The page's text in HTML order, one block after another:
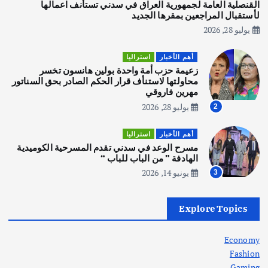
3
4
المقبل
يوليو 28, 2026
أهم الأخبار ثقافة وفنون
انطلاق ورشة التمثيل في مدينة كلباء الاماراتية
أغسطس 5, 2026
في جذور المشكلة وحلولها المستدامة
القنصلية العامة لجمهورية العراق في سدني تستأنف اعمالها
لأستقبال المراجعين بمقرها الجديد
يوليو 28, 2026
2
أهم الأخبار استراليا
زعيمة حزب أمة واحدة بولين هانسون تخسر
محاولتها لاستنأف قرار الحكم الصادر بحق السناتور
مهرين فاروقي
يوليو 28, 2026
3
أهم الأخبار استراليا
مسرح الوعد في سدني تقدم المسرحية الكوميدية
الهادفة ” من الباب للباب “
يونيو 14, 2026
Explore Topics
Economy
Fashion